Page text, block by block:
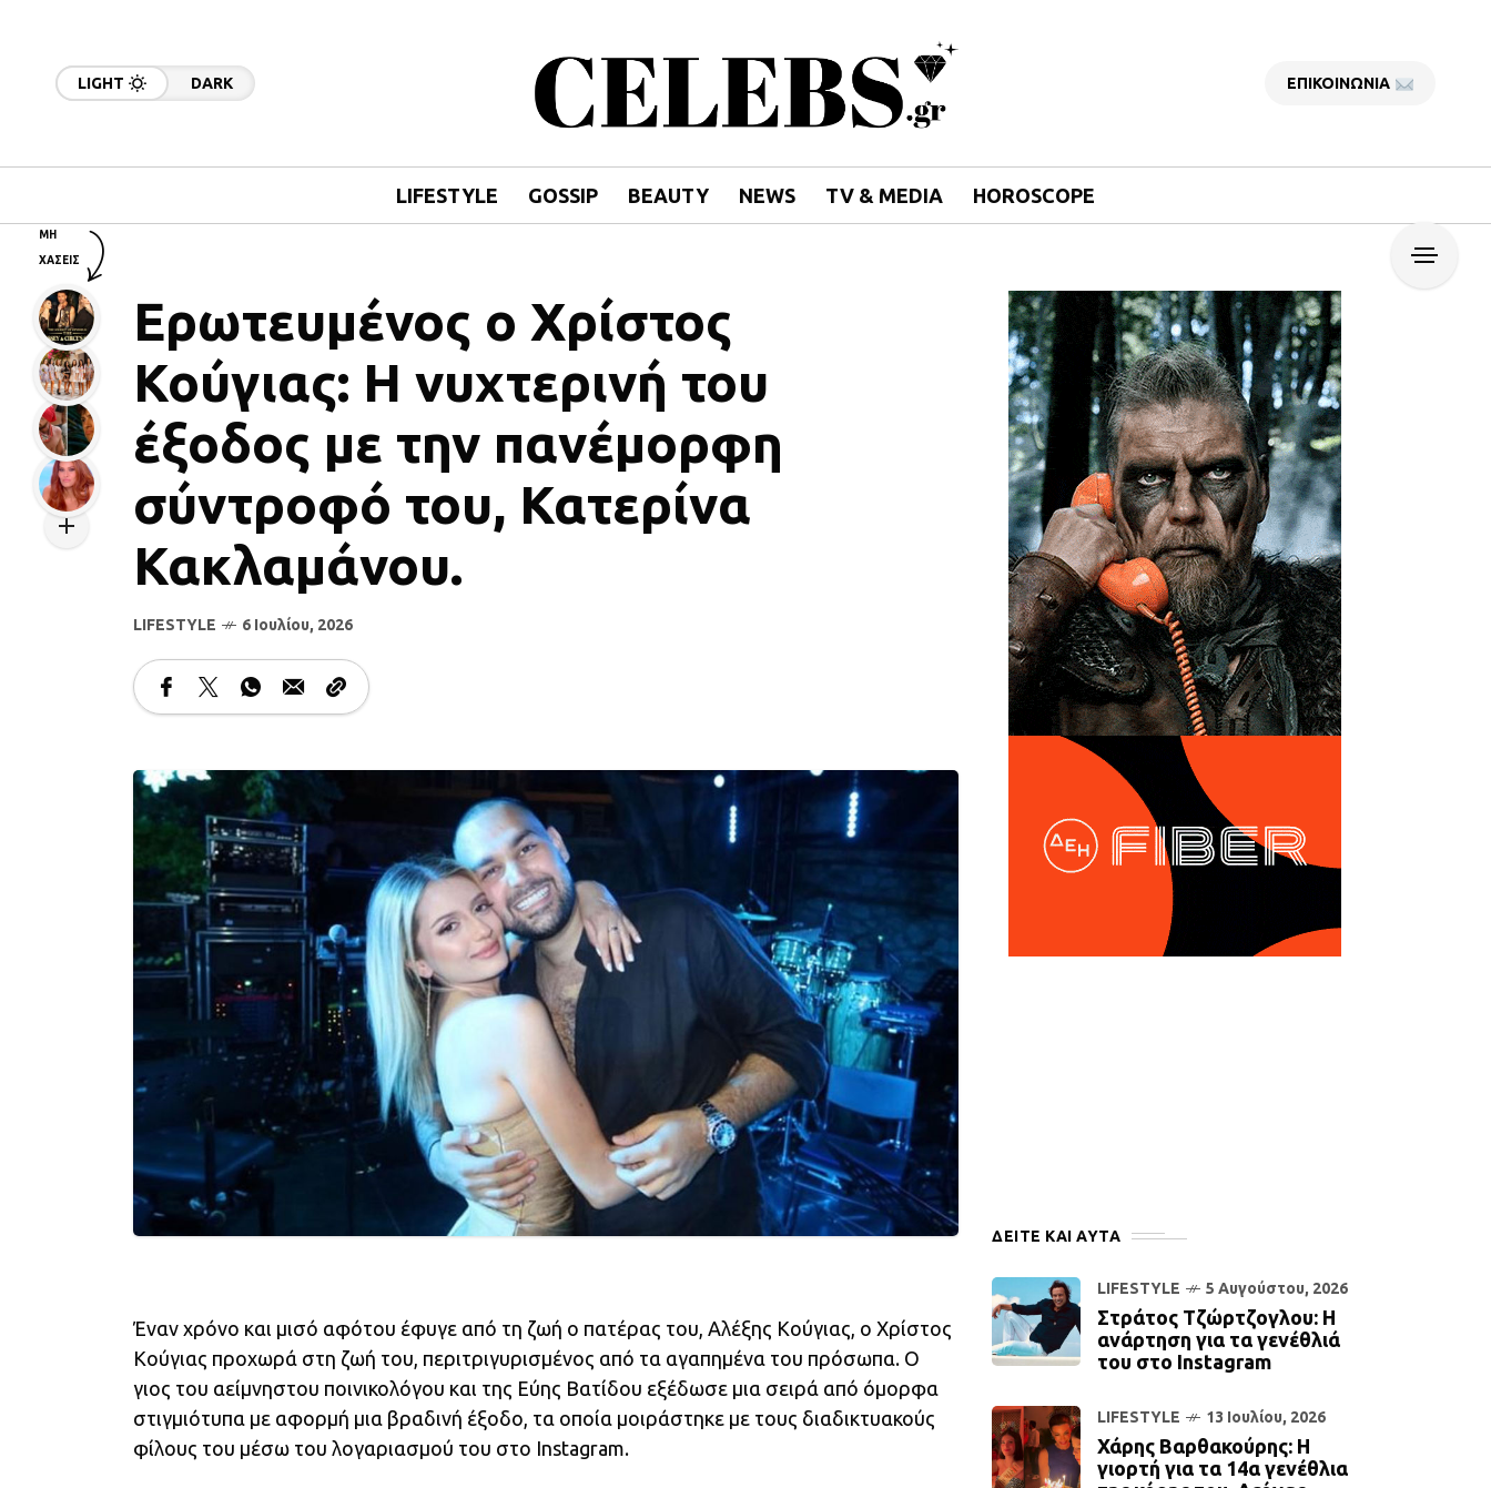
LIGHT DARK ΕΠΙΚΟΙΝΩΝΙΑ
LIFESTYLE GOSSIP BEAUTY NEWS TV & MEDIA HOROSCOPE
Ερωτευμένος ο Χρίστος
Κούγιας: Η νυχτερινή του
έξοδος με την πανέμορφη
σύντροφό του, Κατερίνα
Κακλαμάνου.
LIFESTYLE 6 Ιουλίου, 2026
Έναν χρόνο και μισό αφότου έφυγε από τη ζωή ο πατέρας του, Αλέξης Κούγιας, ο Χρίστος
Κούγιας προχωρά στη ζωή του, περιτριγυρισμένος από τα αγαπημένα του πρόσωπα. Ο
γιος του αείμνηστου ποινικολόγου και της Εύης Βατίδου εξέδωσε μια σειρά από όμορφα
στιγμιότυπα με αφορμή μια βραδινή έξοδο, τα οποία μοιράστηκε με τους διαδικτυακούς
φίλους του μέσω του λογαριασμού του στο Instagram.
ΔΕΙΤΕ ΚΑΙ ΑΥΤΆ
LIFESTYLE 5 Αυγούστου, 2026
Στράτος Τζώρτζογλου: Η
ανάρτηση για τα γενέθλιά
του στο Instagram
LIFESTYLE 13 Ιουλίου, 2026
Χάρης Βαρθακούρης: Η
γιορτή για τα 14α γενέθλια
ΜΗ
ΧΑΣΕΙΣ